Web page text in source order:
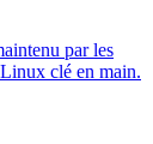
par les
clé en main.